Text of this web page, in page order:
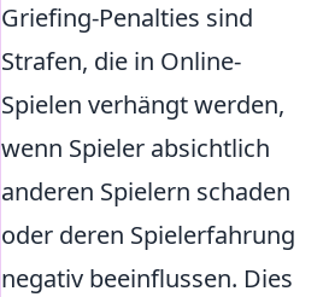
Griefing-Penalties sind
Strafen, die in Online-
Spielen verhängt werden,
wenn Spieler absichtlich
anderen Spielern schaden
oder deren Spielerfahrung
negativ beeinflussen. Dies